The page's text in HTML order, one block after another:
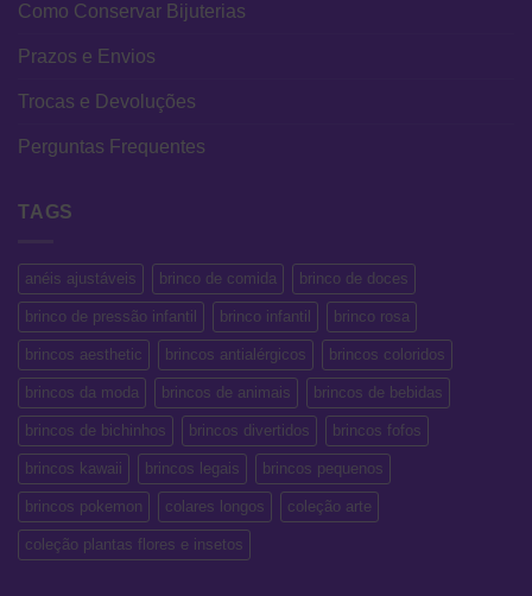
Como Conservar Bijuterias
Prazos e Envios
Trocas e Devoluções
Perguntas Frequentes
TAGS
anéis ajustáveis brinco de comida brinco de doces
brinco de pressão infantil brinco infantil brinco rosa
brincos aesthetic brincos antialérgicos brincos coloridos
brincos da moda brincos de animais brincos de bebidas
brincos de bichinhos brincos divertidos brincos fofos
brincos kawaii brincos legais brincos pequenos
brincos pokemon colares longos coleção arte
coleção plantas flores e insetos